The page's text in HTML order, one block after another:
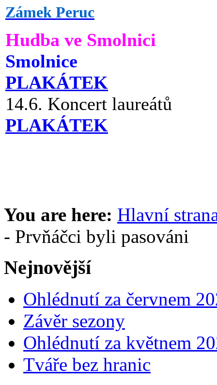
Zámek Peruc
Hudba ve Smolnici
Smolnice
PLAKÁTEK
14.6. Koncert laureátů
PLAKÁTEK
You are here: Hlavní
- Prvňáčci byli pasováni
Nejnovější
Ohlédnutí za červnem
Závěr sezony
Ohlédnutí za květnem
Tváře bez hranic